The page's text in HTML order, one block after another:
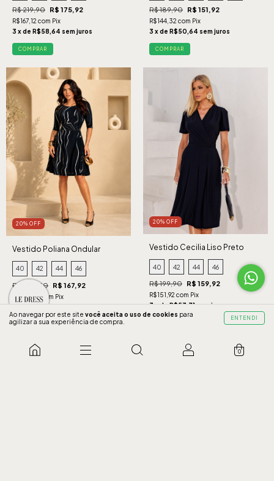
Ao navegar por este site você aceita o uso de cookies para
agilizar a sua experiência de compra.
ENTENDI
0
R$ 219,90 R$ 175,92
R$167,12 com Pix
3 x de R$58,64 sem juros
COMPRAR
R$ 189,90 R$ 151,92
R$144,32 com Pix
3 x de R$50,64 sem juros
COMPRAR
20% OFF
Vestido Poliana Ondular
Marinho
40 42 44 46
R$ 209,90 R$ 167,92
R$159,52 com Pix
3 x de R$55,97 sem juros
COMPRAR
20% OFF
Vestido Cecilia Liso Preto
40 42 44 46
R$ 199,90 R$ 159,92
R$151,92 com Pix
3 x de R$53,31 sem juros